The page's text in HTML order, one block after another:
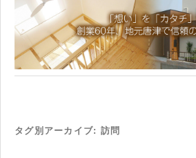
タグ別アーカイブ: 訪問